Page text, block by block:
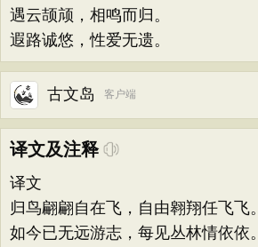
遇云颉颃，相鸣而归。
遐路诚悠，性爱无遗。
古文岛 客户端
译文及注释
译文
归鸟翩翩自在飞，自由翱翔任飞飞。
如今已无远游志，每见丛林情依依。